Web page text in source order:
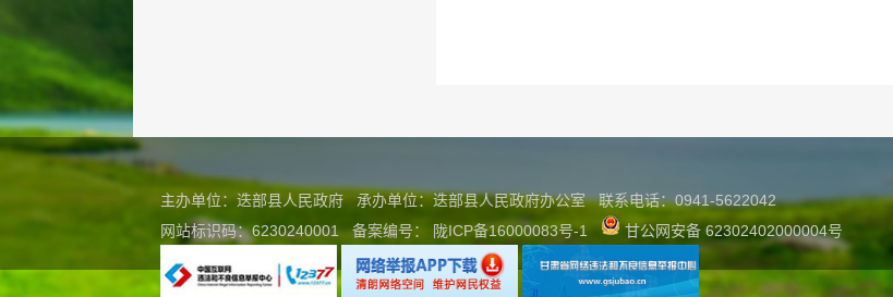
主办单位：迭部县人民政府 承办单位：迭部县人民政府办公室联系电话：0941-5622042
网站标识码：6230240001
备案编号： 陇ICP备16000083号-1 甘公网安备 62302402000004号